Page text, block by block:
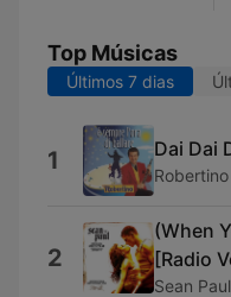
Top Músicas
Últimos 7 dias
1 Dai Dai
Robertino
2
(When
[Radio
Sean Paul